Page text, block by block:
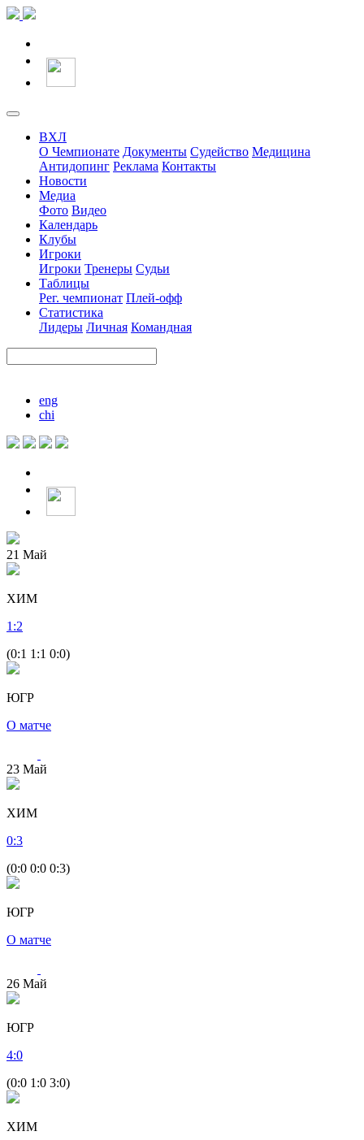
ВХЛ
О Чемпионате Документы Судейство Медицина
Антидопинг Реклама Контакты
Новости
Медиа
Фото Видео
Календарь
Клубы
Игроки
Игроки Тренеры Судьи
Таблицы
Рег. чемпионат Плей-офф
Статистика
Лидеры Личная Командная
eng
chi
21 Май
ХИМ
1 :2
(0:1 1:1 0:0)
ЮГР
О матче
23 Май
ХИМ
0:3
(0:0 0:0 0:3)
ЮГР
О матче
26 Май
ЮГР
4:0
(0:0 1:0 3:0)
ХИМ